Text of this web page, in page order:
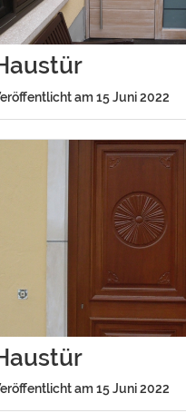
am 15 Juni 2022
am 15 Juni 2022